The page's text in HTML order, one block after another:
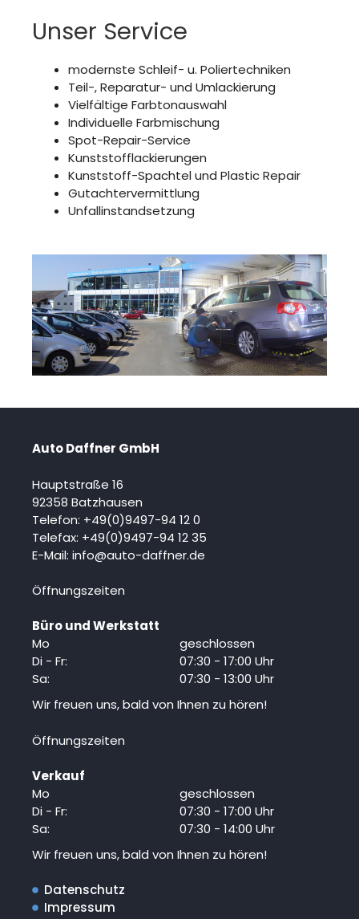
Unser Service
modernste Schleif- u. Poliertechniken
Teil-, Reparatur- und Umlackierung
Vielfältige Farbtonauswahl
Individuelle Farbmischung
Spot-Repair-Service
Kunststofflackierungen
Kunststoff-Spachtel und Plastic Repair
Gutachtervermittlung
Unfallinstandsetzung
Auto Daffner GmbH
Hauptstraße 16
92358 Batzhausen
Telefon: +49(0)9497-94 12 0
Telefax: +49(0)9497-94 1235
E-Mail: info@auto-daffner.de
Öffnungszeiten
Büro und Werkstatt
Mo
Di - Fr:
Sa:
geschlossen
07:30 - 17:00 Uhr
07:30 - 13:00 Uhr
Wir freuen uns, bald von Ihnen zu hören!
Öffnungszeiten
Verkauf
Mo
Di - Fr:
Sa:
geschlossen
07:30 - 17:00 Uhr
07:30 - 14:00 Uhr
Wir freuen uns, bald von Ihnen zu hören!
Datenschutz
Impressum